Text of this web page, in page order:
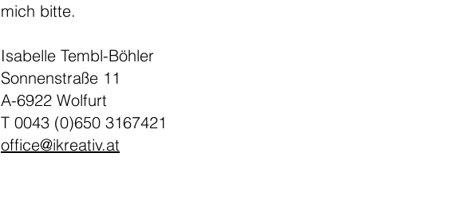
mich bitte.
Isabelle Tembl-Böhler
Sonnenstraße 11
A-6922 Wolfurt
T 0043 (0)650 3167421
office@ikreativ.at